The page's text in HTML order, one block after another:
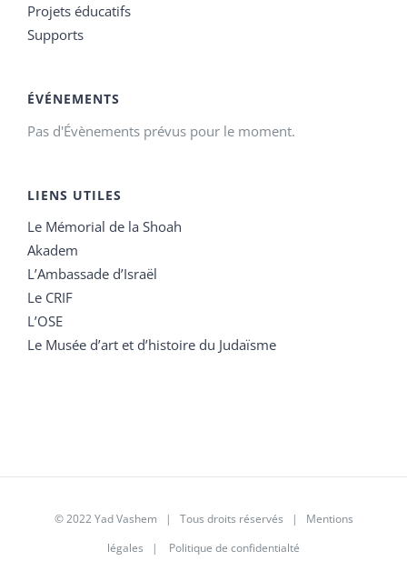
Projets éducatifs
Supports
ÉVÉNEMENTS
Pas d'Évènements prévus pour le moment.
LIENS UTILES
Le Mémorial de la Shoah
Akadem
L’Ambassade d’Israël
Le CRIF
L’OSE
Le Musée d’art et d’histoire du Judaïsme
© 2022 Yad Vashem | Tous droits réservés | Mentions
légales | Politique de confidentialté